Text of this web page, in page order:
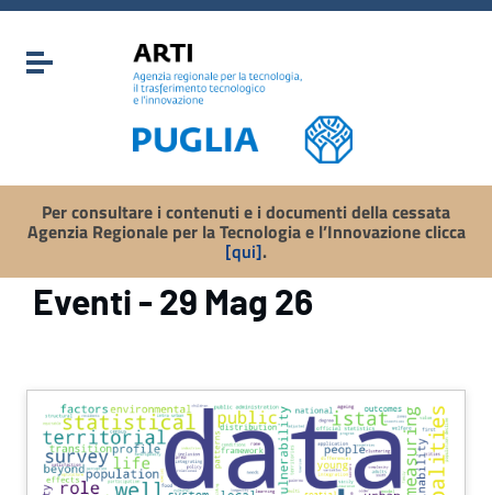
Vai ai contenuti
Vai al menu di navigazione
Vai al footer
Attiva / disattiva la navigazione
Per consultare i contenuti e i documenti della cessata
Agenzia Regionale per la Tecnologia e l’Innovazione clicca
[qui].
Eventi - 29 Mag 26